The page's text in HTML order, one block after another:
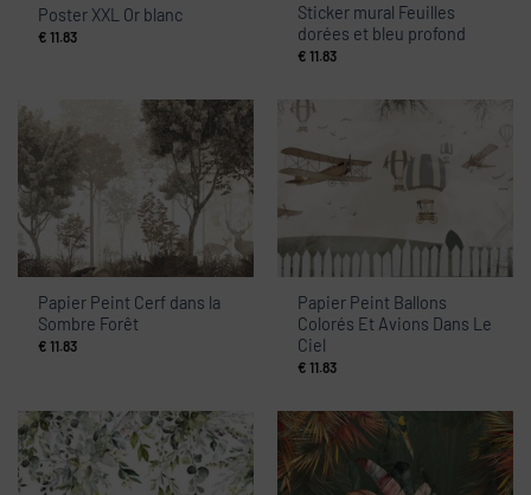
Poster XXL Or blanc
€ 11.83
Sticker mural Feuilles
dorées et bleu profond
€ 11.83
Papier Peint Cerf dans la
Sombre Forêt
€ 11.83
Papier Peint Ballons
Colorés Et Avions Dans Le
Ciel
€ 11.83